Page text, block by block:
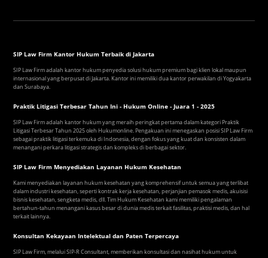
SIP Law Firm Kantor Hukum Terbaik di Jakarta
SIP Law Firm adalah kantor hukum penyedia solusi hukum premium bagi klien lokal maupun
internasional yang berpusat di Jakarta. Kantor ini memiliki dua kantor perwakilan di Yogyakarta
dan Surabaya.
Praktik Litigasi Terbesar Tahun Ini - Hukum Online - Juara 1 - 2025
SIP Law Firm adalah kantor hukum yang meraih peringkat pertama dalam kategori Praktik
Litigasi Terbesar Tahun 2025 oleh Hukumonline. Pengakuan ini menegaskan posisi SIP Law Firm
sebagai praktik litigasi terkemuka di Indonesia, dengan fokus yang kuat dan konsisten dalam
menangani perkara litigasi strategis dan kompleks di berbagai sektor.
SIP Law Firm Menyediakan Layanan Hukum Kesehatan
Kami menyediakan layanan hukum kesehatan yang komprehensif untuk semua yang terlibat
dalam industri kesehatan, seperti kontrak kerja kesehatan, perjanjian pemasok medis, akuisisi
bisnis kesehatan, sengketa medis, dll. Tim Hukum Kesehatan kami memiliki pengalaman
bertahun-tahun menangani kasus besar di dunia medis terkait fasilitas, praktisi medis, dan hal
terkait lainnya.
Konsultan Kekayaan Intelektual dan Paten Terpercaya
SIP Law Firm, melalui SIP-R Consultant, memberikan konsultasi dan nasihat hukum untuk